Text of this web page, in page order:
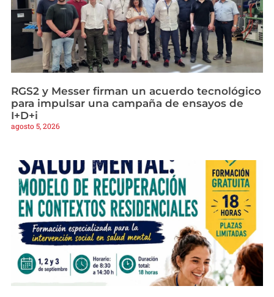
RGS2 y Messer firman un acuerdo tecnológico
para impulsar una campaña de ensayos de
I+D+i
agosto 5, 2026